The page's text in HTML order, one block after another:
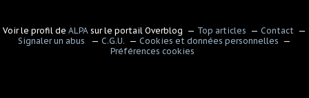
Voir le profil de ALPA sur le portail Overblog Top articles
Contact
Signaler un abus
C.G.U.
Cookies et données personnelles
Préférences cookies